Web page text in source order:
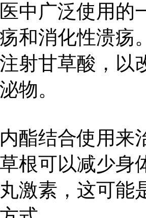
中广泛使用的
和消化性溃疡
射甘草酸，以
物。
酯结合使用来
根可以减少身
激素，这可能